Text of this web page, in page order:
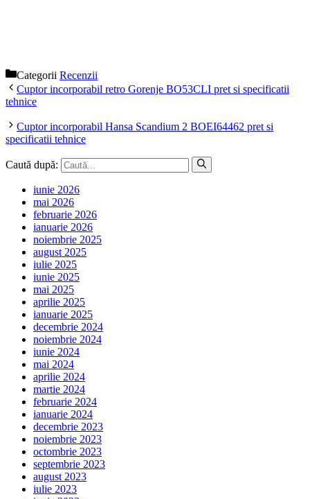
Categorii Recenzii
Cuptor incorporabil retro Gorenje BO53CLI pret si specificatii
tehnice
Cuptor incorporabil Hansa Scandium 2 BOEI64462 pret si
specificatii tehnice
Caută după:
iunie 2026
mai 2026
februarie 2026
ianuarie 2026
noiembrie 2025
august 2025
iulie 2025
iunie 2025
mai 2025
aprilie 2025
ianuarie 2025
decembrie 2024
noiembrie 2024
iunie 2024
mai 2024
aprilie 2024
martie 2024
februarie 2024
ianuarie 2024
decembrie 2023
noiembrie 2023
octombrie 2023
septembrie 2023
august 2023
iulie 2023